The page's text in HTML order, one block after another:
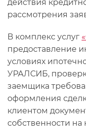
действия
рассмотрения
В комплекс услуг
предоставление
условиях
УРАЛСИБ,
заемщика
оформления
клиентом
собственности на